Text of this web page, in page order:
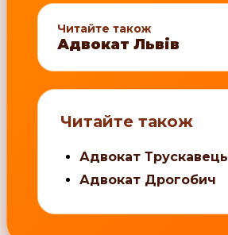
Читайте також
Адвокат Львів
Читайте також
Адвокат Трускавець
Адвокат Дрогобич